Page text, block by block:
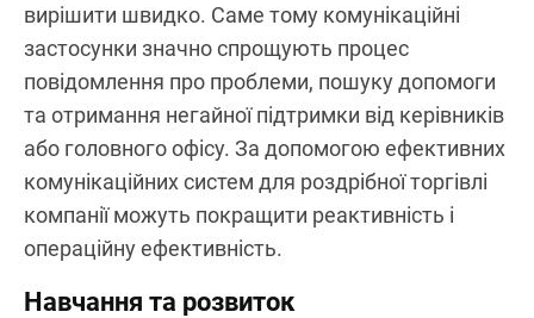
вирішити швидко. Саме тому комунікаційні
застосунки значно спрощують процес
повідомлення про проблеми, пошуку допомоги
та отримання негайної підтримки від керівників
або головного офісу. За допомогою ефективних
комунікаційних систем для роздрібної торгівлі
компанії можуть покращити реактивність і
операційну ефективність.
Навчання та розвиток